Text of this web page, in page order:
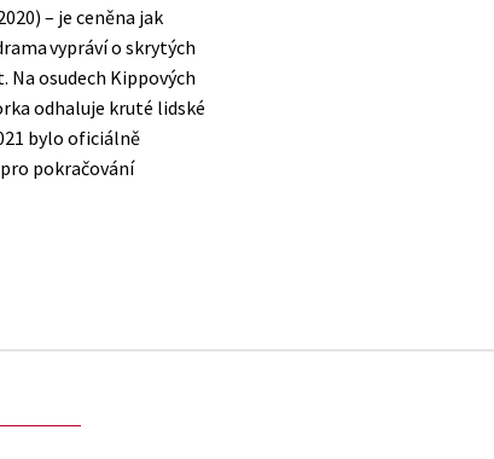
– je ceněna jak
vypráví o skrytých
osudech Kippových
odhaluje kruté lidské
bylo oficiálně
pokračování